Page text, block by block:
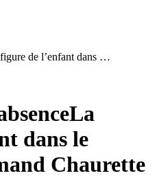
de l’enfant dans …
La
dans le
Chaurette